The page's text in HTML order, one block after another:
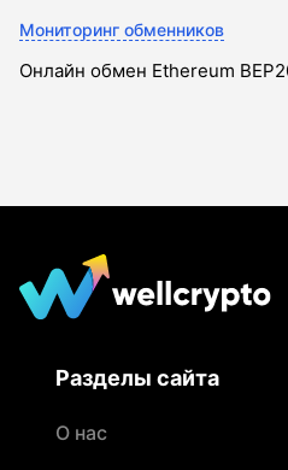
Мониторинг обменников
Онлайн обмен Ethereum
Разделы сайта
О нас